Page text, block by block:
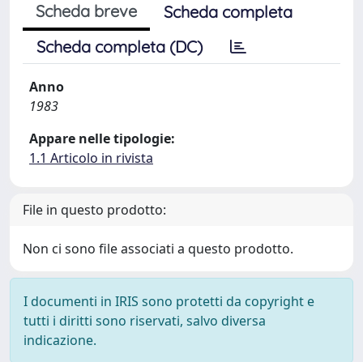
Scheda breve
Scheda completa
Scheda completa (DC)
Anno
1983
Appare nelle tipologie:
1.1 Articolo in rivista
File in questo prodotto:
Non ci sono file associati a questo prodotto.
I documenti in IRIS sono protetti da copyright e
tutti i diritti sono riservati, salvo diversa
indicazione.